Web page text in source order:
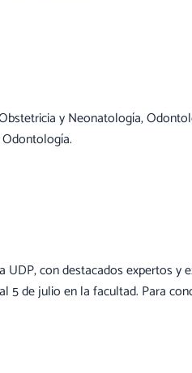
y Neonatología,
con destacados expertos
5 de julio en la facultad. Para